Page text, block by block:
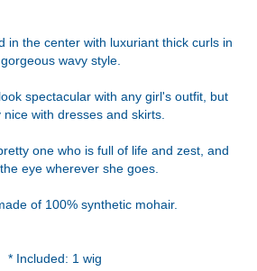
in the center with luxuriant thick curls in
wavy style.
spectacular with any girl's outfit, but
nice with dresses and skirts.
one who is full of life and zest, and
eye wherever she goes.
of 100% synthetic mohair.
* Included: 1 wig